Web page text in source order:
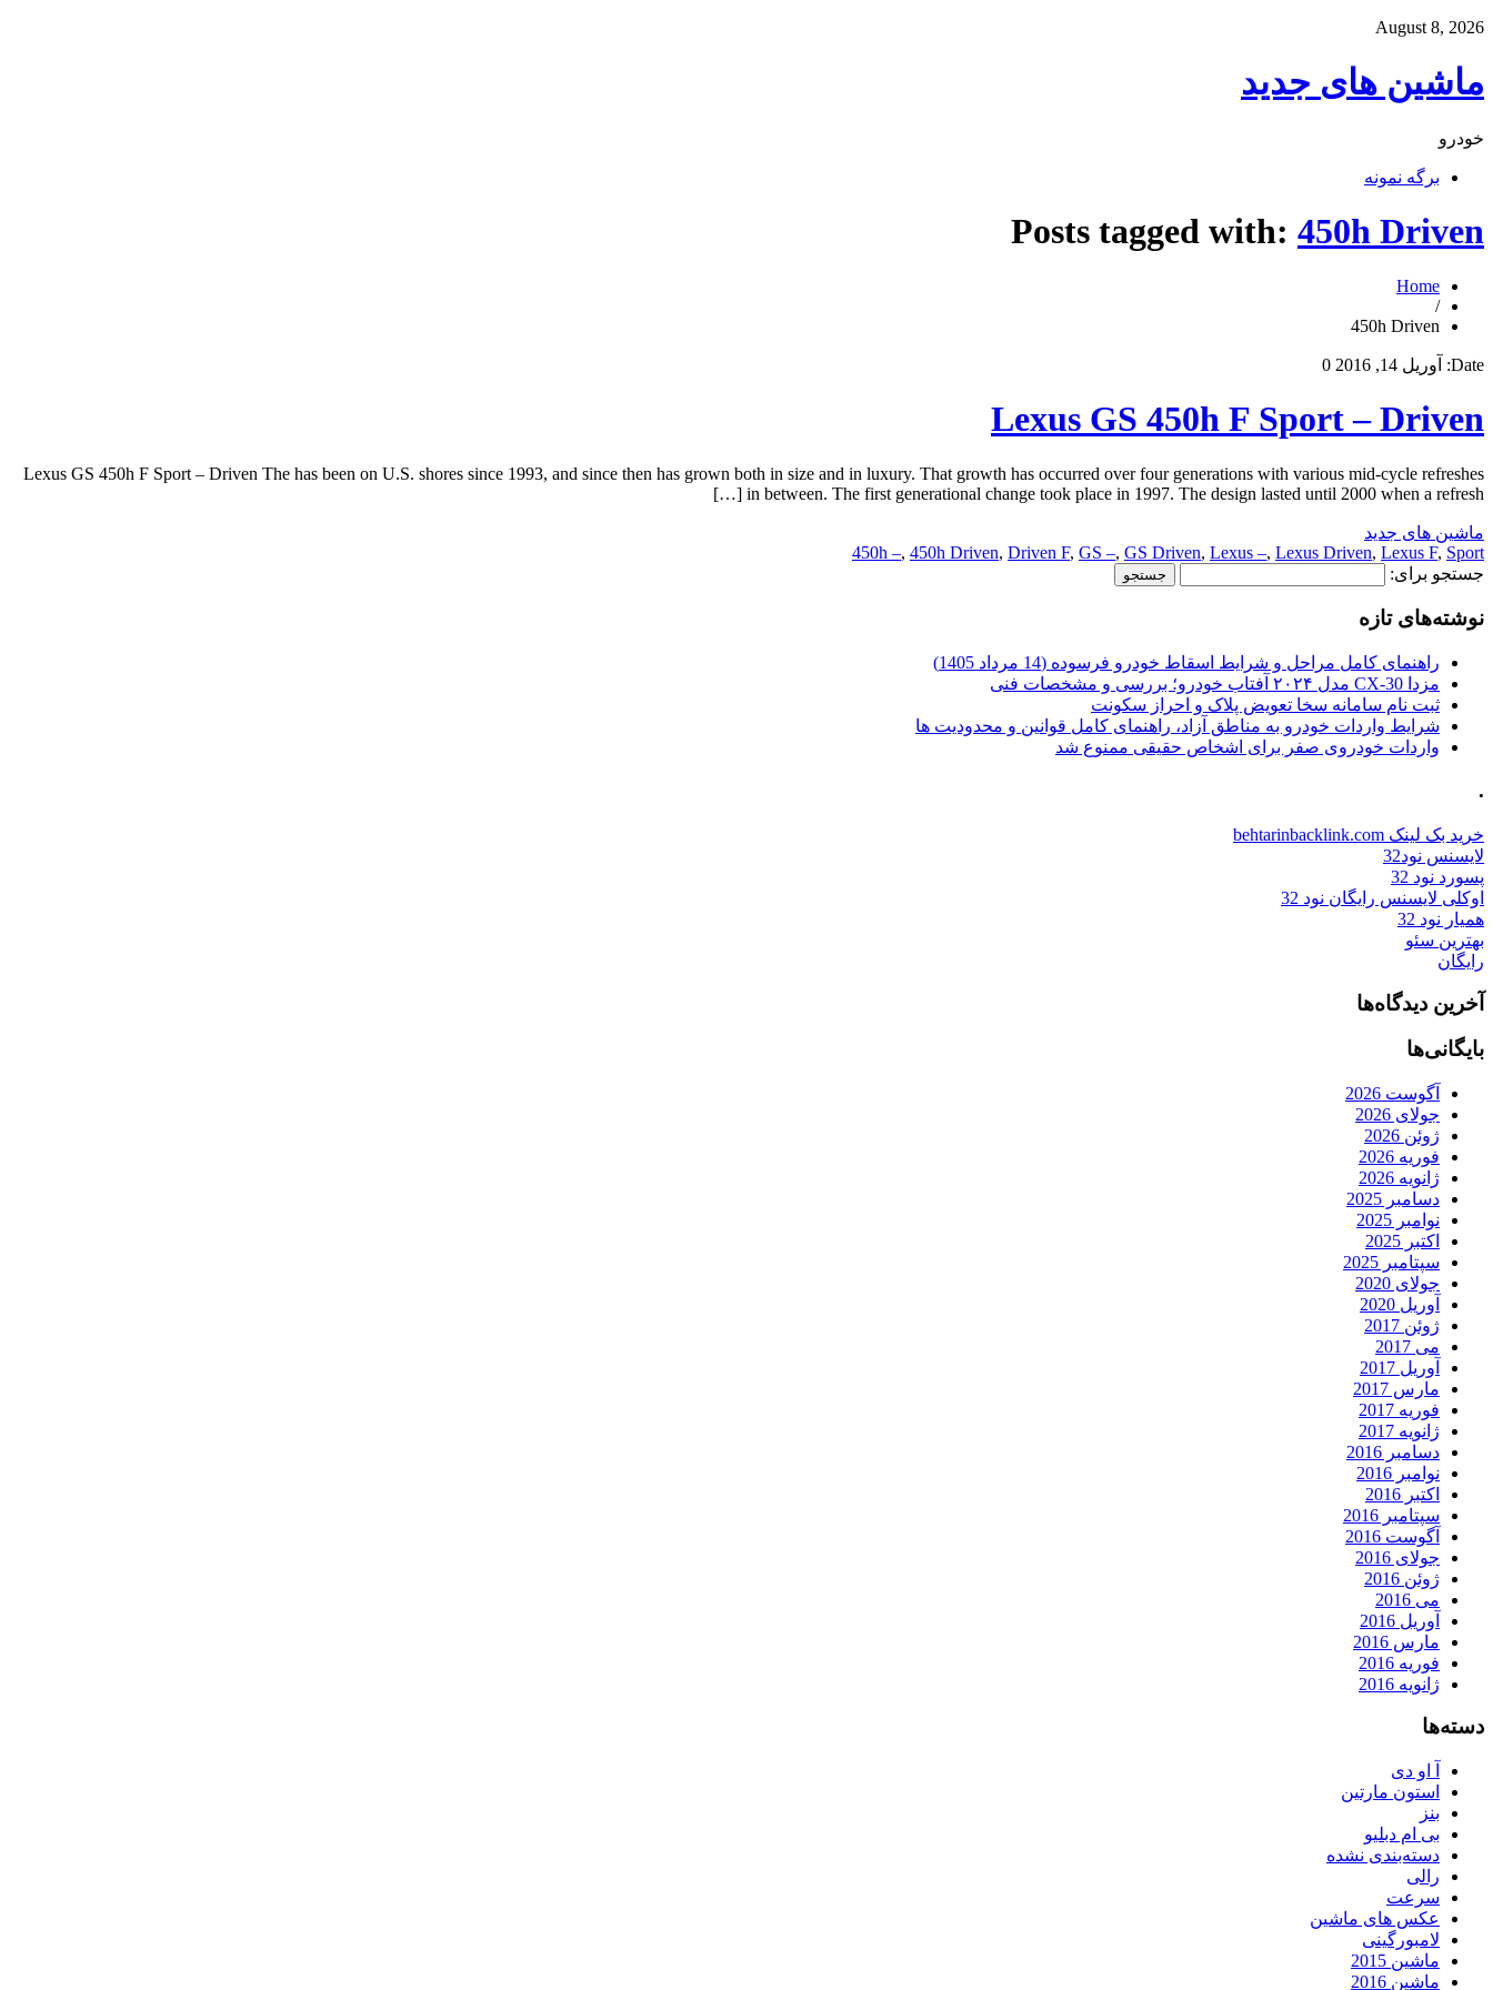
August 8, 2026
ماشین های جدید
خودرو
برگه نمونه
Posts tagged with: 450h Driven
Home
/
450h Driven
Date: آوریل 14, 2016 0
Lexus GS 450h F Sport – Driven
Lexus GS 450h F Sport – Driven The has been on U.S. shores since 1993, and since then has grown both in size and in luxury. That growth has occurred over four generations with various mid-cycle refreshes
in between. The first generational change took place in 1997. The design lasted until 2000 when a refresh […]
ماشین های جدید
450h –, 450h Driven, Driven F, GS –, GS Driven, Lexus –, Lexus Driven, Lexus F, Sport
جستجو برای:
نوشته‌های تازه
راهنمای کامل مراحل و شرایط اسقاط خودرو فرسوده (14 مرداد 1405)
مزدا CX-30 مدل ۲۰۲۴ آفتاب خودرو؛ بررسی و مشخصات فنی
ثبت نام سامانه سخا تعویض پلاک و احراز سکونت
شرایط واردات خودرو به مناطق آزاد، راهنمای کامل قوانین و محدودیت ها
واردات خودروی صفر برای اشخاص حقیقی ممنوع شد
.
خرید بک لینک behtarinbacklink.com
لایسنس نود32
پسورد نود 32
اوکلی لایسنس رایگان نود 32
همیار نود 32
بهترین سئو
رایگان
آخرین دیدگاه‌ها
بایگانی‌ها
آگوست 2026
جولای 2026
ژوئن 2026
فوریه 2026
ژانویه 2026
دسامبر 2025
نوامبر 2025
اکتبر 2025
سپتامبر 2025
جولای 2020
آوریل 2020
ژوئن 2017
می 2017
آوریل 2017
مارس 2017
فوریه 2017
ژانویه 2017
دسامبر 2016
نوامبر 2016
اکتبر 2016
سپتامبر 2016
آگوست 2016
جولای 2016
ژوئن 2016
می 2016
آوریل 2016
مارس 2016
فوریه 2016
ژانویه 2016
دسته‌ها
آ او دی
استون مارتین
بنز
بی ام دبلیو
دسته‌بندی نشده
رالی
سرعت
عکس های ماشین
لامبورگینی
ماشین 2015
ماشین 2016